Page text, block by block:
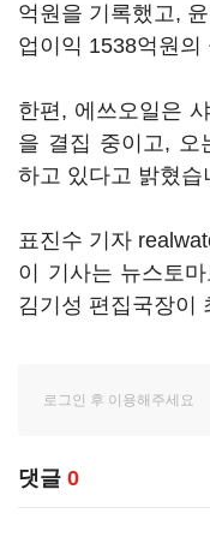
억원을 기록했고,
업이익 1538억원의
한편, 에쓰오일은
을 결집 중이고, 오
하고 있다고 밝혔습
표진수 기자
이 기사는 뉴스토
김기성 편집국장이
댓글 0